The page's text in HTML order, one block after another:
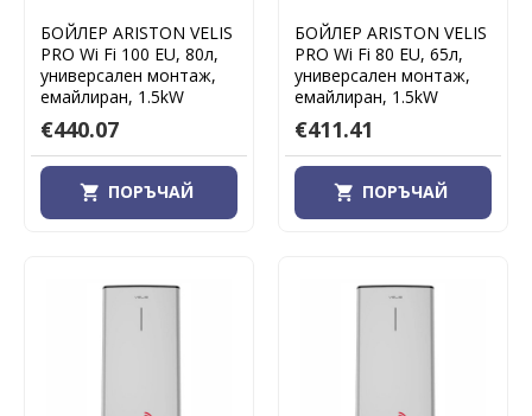
БОЙЛЕР ARISTON VELIS
PRO Wi Fi 100 EU, 80л,
универсален монтаж,
емайлиран, 1.5kW
€440.07
ПОРЪЧАЙ
БОЙЛЕР ARISTON VELIS
PRO Wi Fi 80 EU, 65л,
универсален монтаж,
емайлиран, 1.5kW
€411.41
ПОРЪЧАЙ